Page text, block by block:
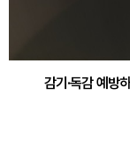
감기·독감 예방